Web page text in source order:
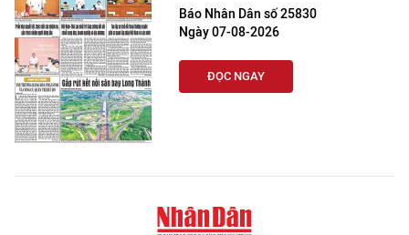
Báo Nhân Dân số 25830
Ngày 07-08-2026
ĐỌC NGAY